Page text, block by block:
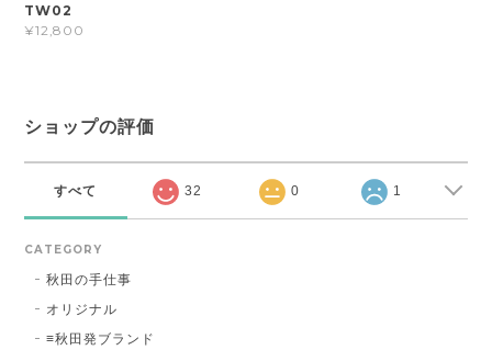
TW02
¥12,800
ショップの評価
すべて 32 0 1
CATEGORY
秋田の手仕事
オリジナル
≡秋田発ブランド